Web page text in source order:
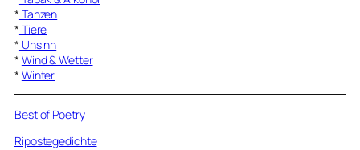
* Tanzen
* Tiere
* Unsinn
* Wind & Wetter
* Winter
Best of Poetry
Ripostegedichte